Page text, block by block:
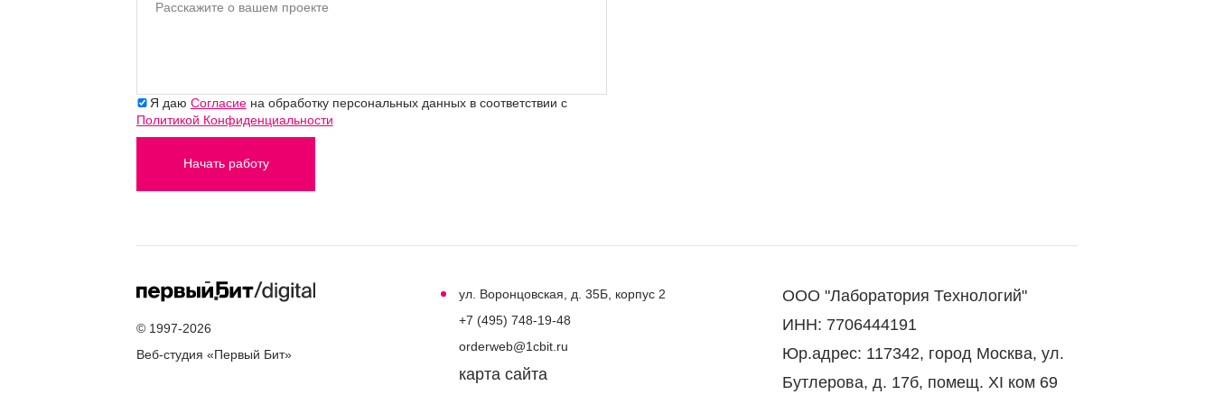
Расскажите о вашем проекте
Я даю Согласиена обработку персональных данных в соответствии с
Политикой Конфиденциальности
Начать работу
ул. Воронцовская, д. 35Б, корпус 2
+7 (495) 748-19-48
orderweb@1cbit.ru
карта сайта
ООО "Лаборатория Технологий"
ИНН: 7706444191
Юр.адрес: 117342, город Москва, ул.
Бутлерова, д. 17б, помещ. XI ком 69
© 1997-2026
Веб-студия «Первый Бит»